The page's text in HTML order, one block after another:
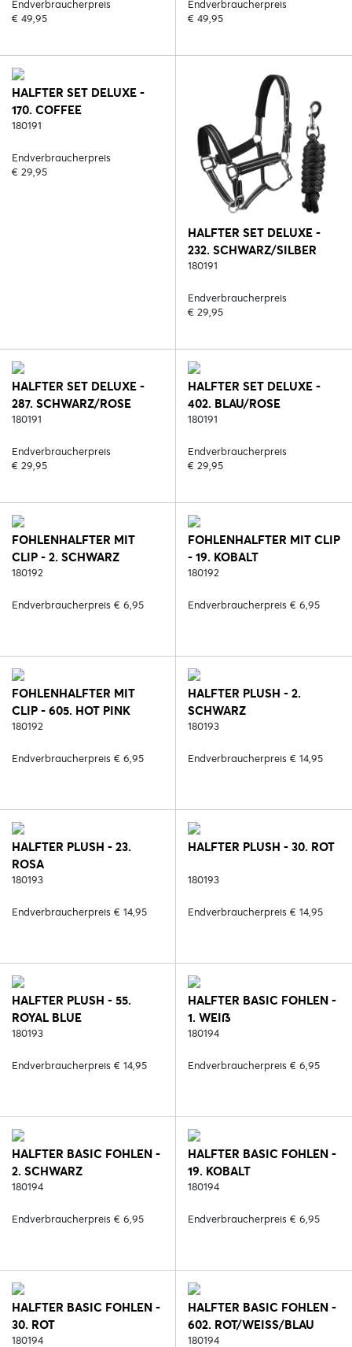
Endverbraucherpreis
€ 49,95
Endverbraucherpreis
€ 49,95
HALFTER SET DELUXE -
170. COFFEE
180191
Endverbraucherpreis
€ 29,95
HALFTER SET DELUXE -
232. SCHWARZ/SILBER
180191
Endverbraucherpreis
€ 29,95
HALFTER SET DELUXE -
287. SCHWARZ/ROSE
180191
Endverbraucherpreis
€ 29,95
HALFTER SET DELUXE -
402. BLAU/ROSE
180191
Endverbraucherpreis
€ 29,95
FOHLENHALFTER MIT
CLIP - 2. SCHWARZ
180192
Endverbraucherpreis € 6,95
FOHLENHALFTER MIT CLIP
- 19. KOBALT
180192
Endverbraucherpreis € 6,95
FOHLENHALFTER MIT
CLIP - 605. HOT PINK
180192
Endverbraucherpreis € 6,95
HALFTER PLUSH - 2.
SCHWARZ
180193
Endverbraucherpreis € 14,95
HALFTER PLUSH - 23.
ROSA
180193
Endverbraucherpreis € 14,95
HALFTER PLUSH - 30. ROT
180193
Endverbraucherpreis € 14,95
HALFTER PLUSH - 55.
ROYAL BLUE
180193
Endverbraucherpreis € 14,95
HALFTER BASIC FOHLEN -
1. WEIß
180194
Endverbraucherpreis € 6,95
HALFTER BASIC FOHLEN -
2. SCHWARZ
180194
Endverbraucherpreis € 6,95
HALFTER BASIC FOHLEN -
19. KOBALT
180194
Endverbraucherpreis € 6,95
HALFTER BASIC FOHLEN -
30. ROT
180194
HALFTER BASIC FOHLEN -
602. ROT/WEISS/BLAU
180194